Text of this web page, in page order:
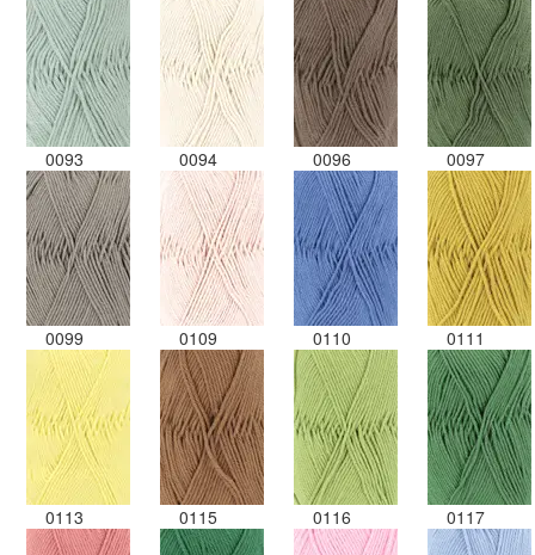
0093 0094 0096 0097
0099 0109 0110 0111
0113 0115 0116 0117